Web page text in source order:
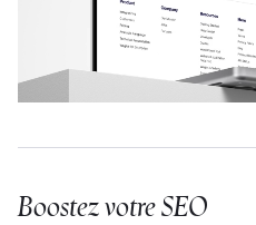
Boostez votre SEO